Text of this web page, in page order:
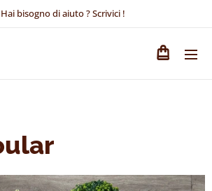
Hai bisogno di aiuto ? Scrivici !